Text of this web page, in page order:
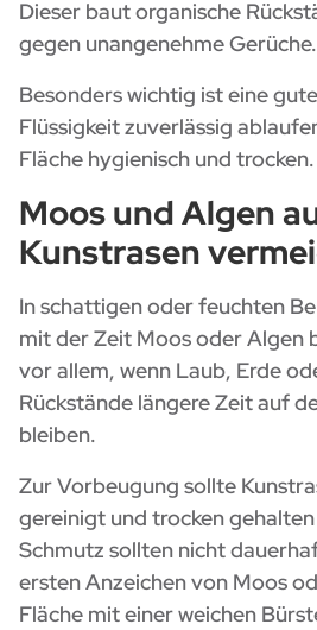
Dieser baut organische
gegen unangenehme Gerüche.
Besonders wichtig ist eine
Flüssigkeit zuverlässig
Fläche hygienisch und trocken.
Moos und Algen
Kunstrasen
In schattigen oder feuchten
mit der Zeit Moos oder Algen
vor allem, wenn Laub, Erde
Rückstände längere Zeit auf
bleiben.
Zur Vorbeugung sollte
gereinigt und trocken
Schmutz sollten nicht
ersten Anzeichen von Moos
Fläche mit einer weichen